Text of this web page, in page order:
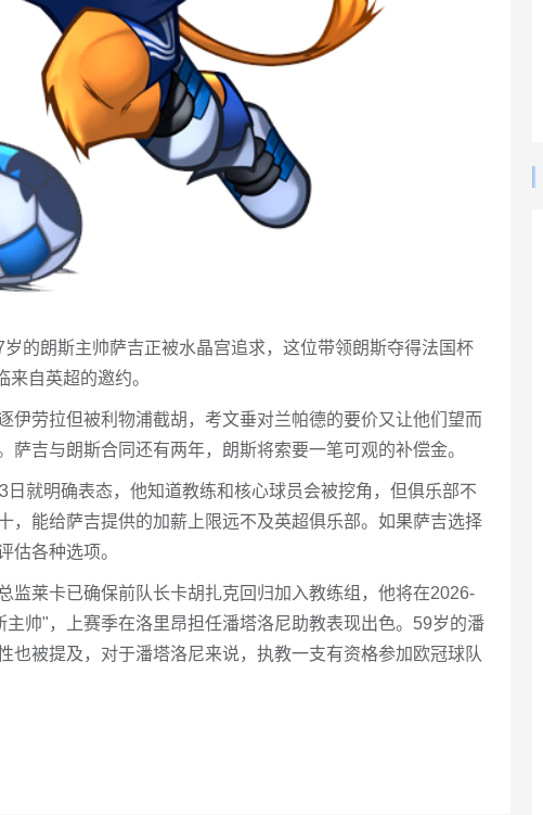
的朗斯主帅萨吉正被水晶宫追求，这位带领朗斯夺得法国杯
自英超的邀约。
伊劳拉但被利物浦截胡，考文垂对兰帕德的要价又让他们望而
吉与朗斯合同还有两年，朗斯将索要一笔可观的补偿金。
就明确表态，他知道教练和核心球员会被挖角，但俱乐部不
，能给萨吉提供的加薪上限远不及英超俱乐部。如果萨吉选择
估各种选项。
监莱卡已确保前队长卡胡扎克回归加入教练组，他将在2026-
帅"，上赛季在洛里昂担任潘塔洛尼助教表现出色。59岁的潘
也被提及，对于潘塔洛尼来说，执教一支有资格参加欧冠球队